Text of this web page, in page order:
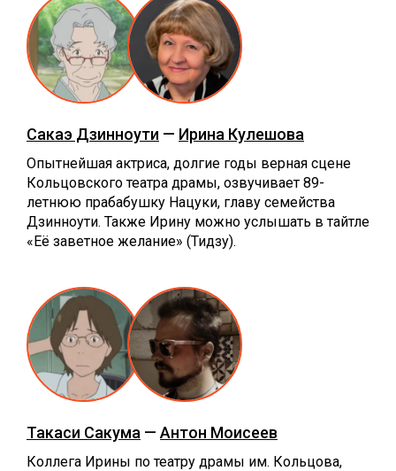
Сакаэ Дзинноути — Ирина Кулешова
Опытнейшая актриса, долгие годы верная сцене
Кольцовского театра драмы, озвучивает 89-
летнюю прабабушку Нацуки, главу семейства
Дзинноути. Также Ирину можно услышать в тайтле
«Её заветное желание» (Тидзу).
Такаси Сакума — Антон Моисеев
Коллега Ирины по театру драмы им. Кольцова,